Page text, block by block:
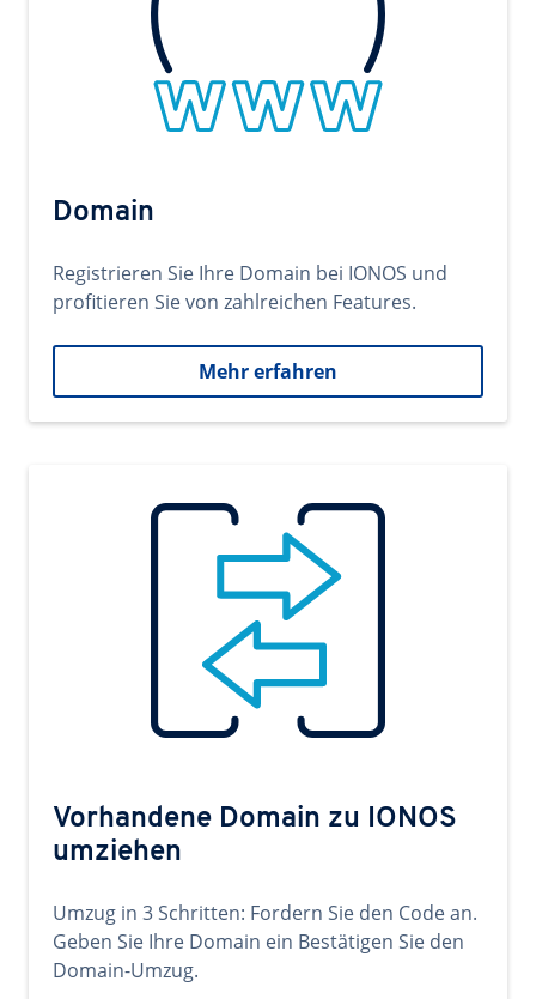
Domain
Registrieren Sie Ihre Domain bei IONOS und
profitieren Sie von zahlreichen Features.
Mehr erfahren
Vorhandene Domain zu IONOS
umziehen
Umzug in 3 Schritten: Fordern Sie den Code an.
Geben Sie Ihre Domain ein Bestätigen Sie den
Domain-Umzug.